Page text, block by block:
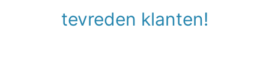
tevreden klanten!